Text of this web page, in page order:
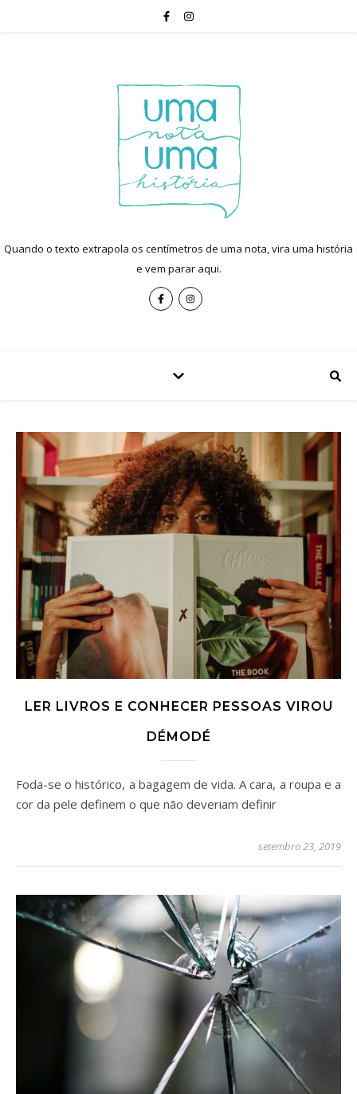
Quando o texto extrapola os centímetros de uma nota, vira uma história
e vem parar aqui.
LER LIVROS E CONHECER PESSOAS VIROU
DÉMODÉ
Foda-se o histórico, a bagagem de vida. A cara, a roupa e a
cor da pele definem o que não deveriam definir
setembro 23, 2019